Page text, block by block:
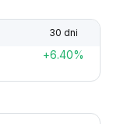
30 dni
+6.40%